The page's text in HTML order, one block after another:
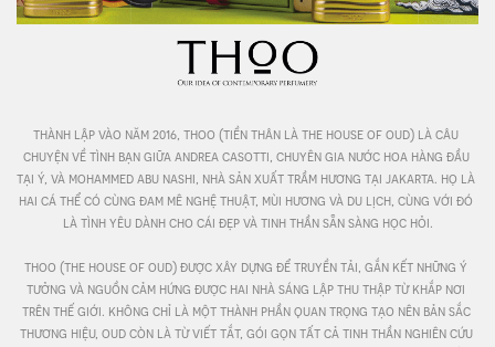
thành lập vào năm 2016, thoo (tiền thân là the house of oud) là câu
chuyện về tình bạn giữa andrea casotti, chuyên gia nước hoa hàng đầu
tại ý, và mohammed abu nashi, nhà sản xuất trầm hương tại jakarta. họ là
hai cá thể có cùng đam mê nghệ thuật, mùi hương và du lịch, cùng với đó
là tình yêu dành cho cái đẹp và tinh thần sẵn sàng học hỏi.
thoo (the house of oud) được xây dựng để truyền tải, gắn kết những ý
tưởng và nguồn cảm hứng được hai nhà sáng lập thu thập từ khắp nơi
trên thế giới. không chỉ là một thành phần quan trọng tạo nên bản sắc
thương hiệu, oud còn là từ viết tắt, gói gọn tất cả tinh thần nghiên cứu